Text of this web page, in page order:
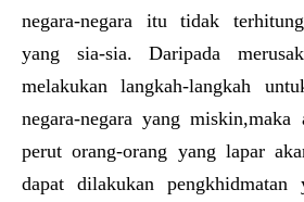
negara-negara itu tidak
yang sia-sia. Daripada
melakukan langkah-langkah
negara-negara yang miskin,maka
perut orang-orang yang lapar
dapat dilakukan pengkhidmatan